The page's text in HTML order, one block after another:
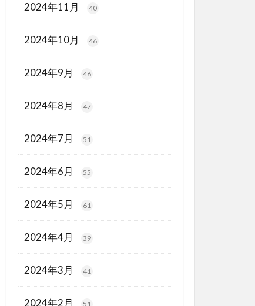
2024年11月 40
2024年10月 46
2024年9月 46
2024年8月 47
2024年7月 51
2024年6月 55
2024年5月 61
2024年4月 39
2024年3月 41
2024年2月 51